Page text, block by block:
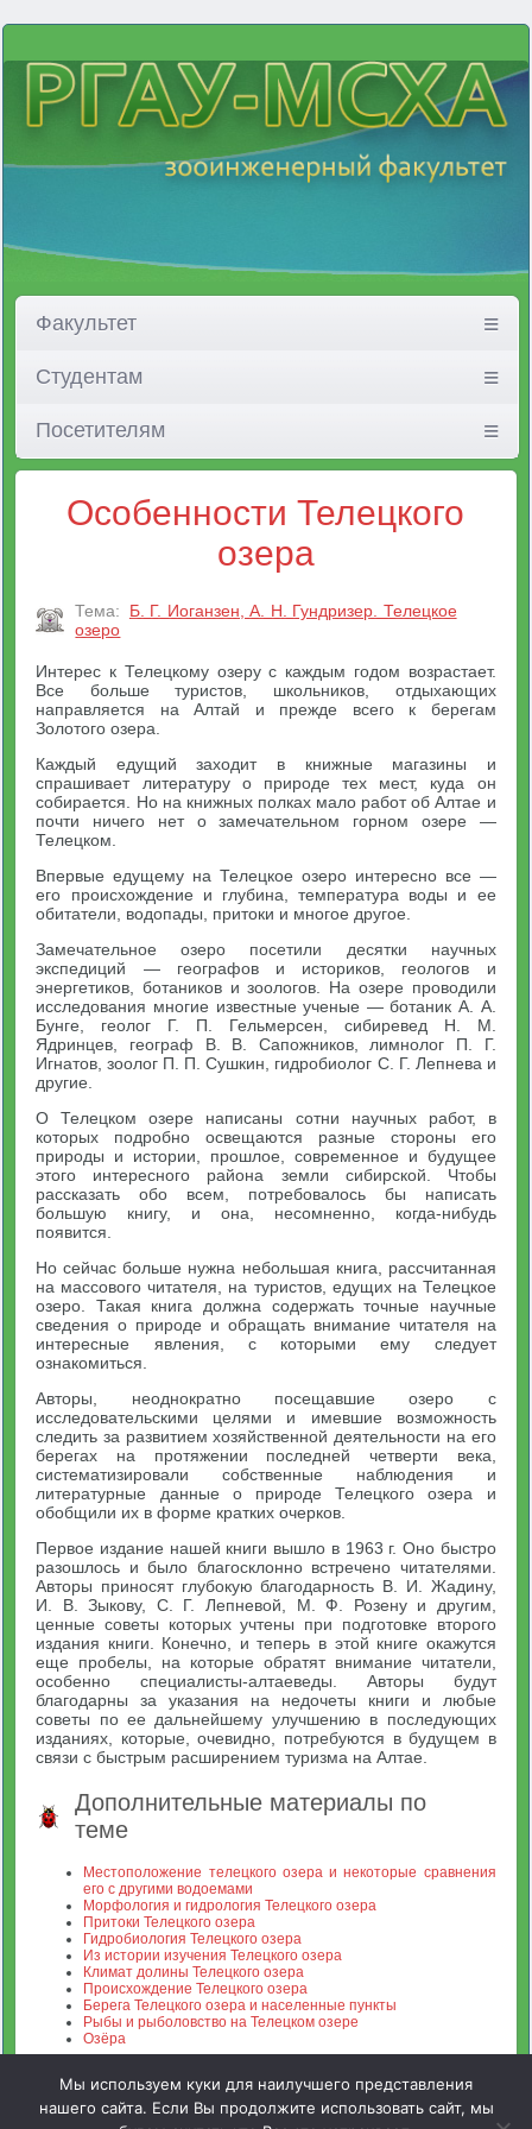
Факультет
Студентам
Посетителям
Особенности Телецкого
озера
Тема:
Б. Г. Иоганзен, А. Н. Гундризер. Телецкое
озеро
Интерес к Телецкому озеру с каждым годом возрастает.
Все больше туристов, школьников, отдыхающих
направляется на Алтай и прежде всего к берегам
Золотого озера.
Каждый едущий заходит в книжные магазины и
спрашивает литературу о природе тех мест, куда он
собирается. Но на книжных полках мало работ об Алтае и
почти ничего нет о замечательном горном озере —
Телецком.
Впервые едущему на Телецкое озеро интересно все —
его происхождение и глубина, температура воды и ее
обитатели, водопады, притоки и многое другое.
Замечательное озеро посетили десятки научных
экспедиций — географов и историков, геологов и
энергетиков, ботаников и зоологов. На озере проводили
исследования многие известные ученые — ботаник А. А.
Бунге, геолог Г. П. Гельмерсен, сибиревед Н. М.
Ядринцев, географ В. В. Сапожников, лимнолог П. Г.
Игнатов, зоолог П. П. Сушкин, гидробиолог С. Г. Лепнева и
другие.
О Телецком озере написаны сотни научных работ, в
которых подробно освещаются разные стороны его
природы и истории, прошлое, современное и будущее
этого интересного района земли сибирской. Чтобы
рассказать обо всем, потребовалось бы написать
большую книгу, и она, несомненно, когда-нибудь
появится.
Но сейчас больше нужна небольшая книга, рассчитанная
на массового читателя, на туристов, едущих на Телецкое
озеро. Такая книга должна содержать точные научные
сведения о природе и обращать внимание читателя на
интересные явления, с которыми ему следует
ознакомиться.
Авторы, неоднократно посещавшие озеро с
исследовательскими целями и имевшие возможность
следить за развитием хозяйственной деятельности на его
берегах на протяжении последней четверти века,
систематизировали собственные наблюдения и
литературные данные о природе Телецкого озера и
обобщили их в форме кратких очерков.
Первое издание нашей книги вышло в 1963 г. Оно быстро
разошлось и было благосклонно встречено читателями.
Авторы приносят глубокую благодарность В. И. Жадину,
И. В. Зыкову, С. Г. Лепневой, М. Ф. Розену и другим,
ценные советы которых учтены при подготовке второго
издания книги. Конечно, и теперь в этой книге окажутся
еще пробелы, на которые обратят внимание читатели,
особенно специалисты-алтаеведы. Авторы будут
благодарны за указания на недочеты книги и любые
советы по ее дальнейшему улучшению в последующих
изданиях, которые, очевидно, потребуются в будущем в
связи с быстрым расширением туризма на Алтае.
Дополнительные материалы по
теме
Местоположение телецкого озера и некоторые сравнения
его с другими водоемами
Морфология и гидрология Телецкого озера
Притоки Телецкого озера
Гидробиология Телецкого озера
Из истории изучения Телецкого озера
Климат долины Телецкого озера
Происхождение Телецкого озера
Берега Телецкого озера и населенные пункты
Рыбы и рыболовство на Телецком озере
Озёра
Мы используем куки для наилучшего представления
нашего сайта. Если Вы продолжите использовать сайт, мы